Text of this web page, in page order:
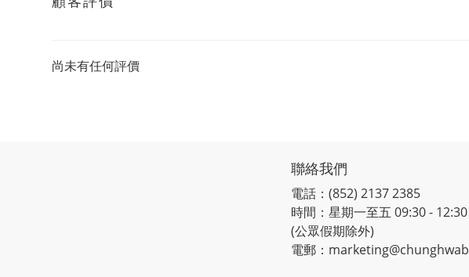
尚未有任何評價
聯絡我們
電話：(852) 2137 2385
時間：星期一至五 09:30 -
(公眾假期除外)
電郵：